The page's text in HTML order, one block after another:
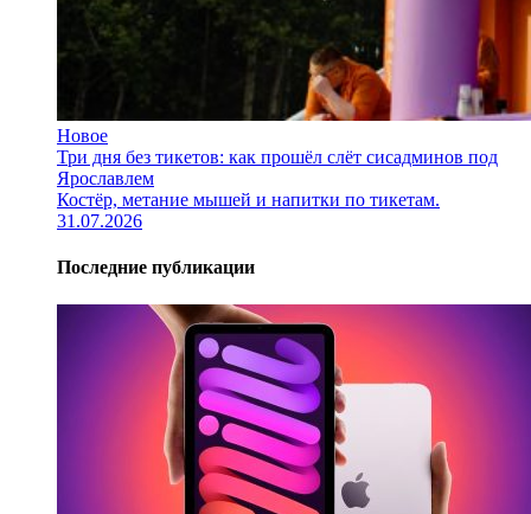
Новое
Три дня без тикетов: как прошёл слёт сисадминов под
Ярославлем
Костёр, метание мышей и напитки по тикетам.
31.07.2026
Последние публикации